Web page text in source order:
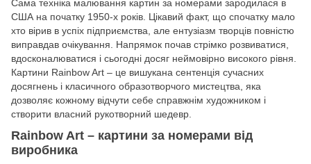
Сама техніка малювання картин за номерами зародилася в
США на початку 1950-х років. Цікавий факт, що спочатку мало
хто вірив в успіх підприємства, але ентузіазм творців повністю
виправдав очікування. Напрямок почав стрімко розвиватися,
вдосконалюватися і сьогодні досяг неймовірно високого рівня.
Картини Rainbow Art – це вишукана сентенція сучасних
досягнень і класичного образотворчого мистецтва, яка
дозволяє кожному відчути себе справжнім художником і
створити власний рукотворний шедевр.
Rainbow Art – картини за номерами від
виробника